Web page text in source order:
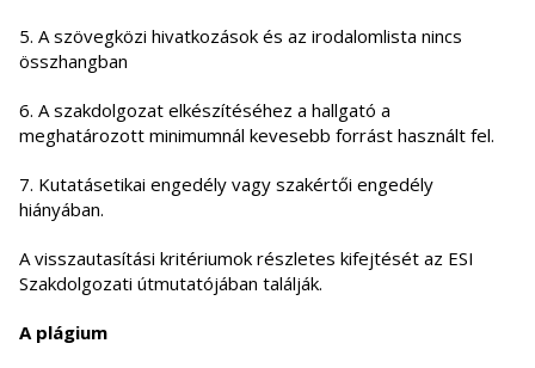
5. A szövegközi hivatkozások és az irodalomlista nincs
összhangban
6. A szakdolgozat elkészítéséhez a hallgató a
meghatározott minimumnál kevesebb forrást használt fel.
7. Kutatásetikai engedély vagy szakértői engedély
hiányában.
A visszautasítási kritériumok részletes kifejtését az ESI
Szakdolgozati útmutatójában találják.
A plágium